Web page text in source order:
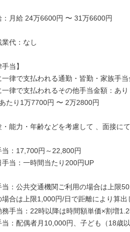
：月給 24万6600円 〜 31万6600円
業代：なし
手当】
一律で支払われる通勤・皆勤・家族手当
一律で支払われるその他手当金額：あり
たり1万7700円 〜 2万2800円
能力・年齢などを考慮して 、面接にて
当：17,700円～22,800円
手当：一時間当たり200円UP
当：公共交通機関ご利用の場合は上限
場合は上限1,000円/日で距離により算出
務手当：22時以降は時間額単価×割増
当：配偶者月10,000円、子ども（18歳